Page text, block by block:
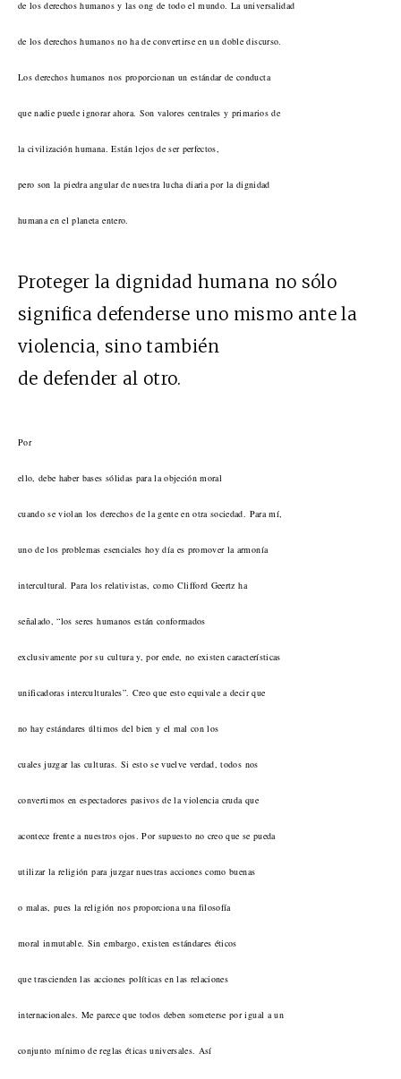
de los derechos humanos y las ong de todo el mundo. La universalidad
de los derechos humanos no ha de convertirse en un doble discurso.
Los derechos humanos nos proporcionan un estándar de conducta
que nadie puede ignorar ahora. Son valores centrales y primarios de
la civilización humana. Están lejos de ser perfectos,
pero son la piedra angular de nuestra lucha diaria por la dignidad
humana en el planeta entero.
Proteger la dignidad humana no sólo
significa defenderse uno mismo ante la
violencia, sino también
de defender al otro.
Por
ello, debe haber bases sólidas para la objeción moral
cuando se violan los derechos de la gente en otra sociedad. Para mí,
uno de los problemas esenciales hoy día es promover la armonía
intercultural. Para los relativistas, como Clifford Geertz ha
señalado, “los seres humanos están conformados
exclusivamente por su cultura y, por ende, no existen características
unificadoras interculturales”. Creo que esto equivale a decir que
no hay estándares últimos del bien y el mal con los
cuales juzgar las culturas. Si esto se vuelve verdad, todos nos
convertimos en espectadores pasivos de la violencia cruda que
acontece frente a nuestros ojos. Por supuesto no creo que se pueda
utilizar la religión para juzgar nuestras acciones como buenas
o malas, pues la religión nos proporciona una filosofía
moral inmutable. Sin embargo, existen estándares éticos
que trascienden las acciones políticas en las relaciones
internacionales. Me parece que todos deben someterse por igual a un
conjunto mínimo de reglas éticas universales. Así